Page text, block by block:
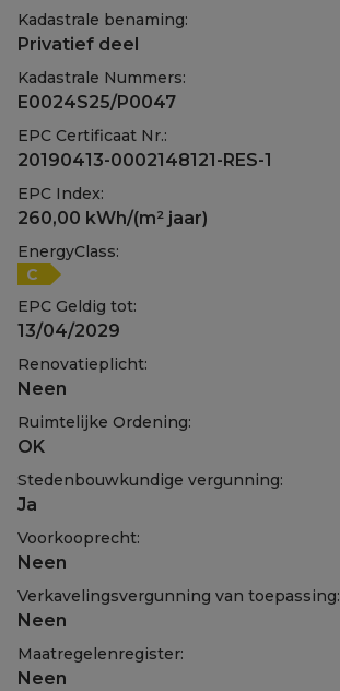
Kadastrale benaming:
Privatief deel
Kadastrale Nummers:
E0024S25/P0047
EPC Certificaat Nr.:
20190413-0002148121-RES-1
EPC Index:
260,00 kWh/(m² jaar)
EnergyClass:
C
EPC Geldig tot:
13/04/2029
Renovatieplicht:
Neen
Ruimtelijke Ordening:
OK
Stedenbouwkundige vergunning:
Ja
Voorkooprecht:
Neen
Verkavelingsvergunning van toepassing:
Neen
Maatregelenregister:
Neen